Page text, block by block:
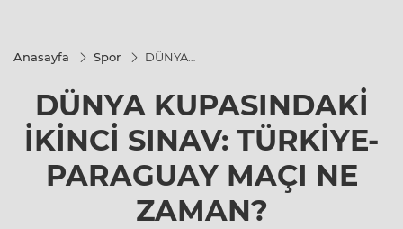
Anasayfa Spor
DÜNYA
TÜRKİYE-
PARAGUAY
MAÇI NE
ZAMAN?
DÜNYA KUPASINDAKİ
İKİNCİ SINAV: TÜRKİYE-
PARAGUAY MAÇI NE
ZAMAN?